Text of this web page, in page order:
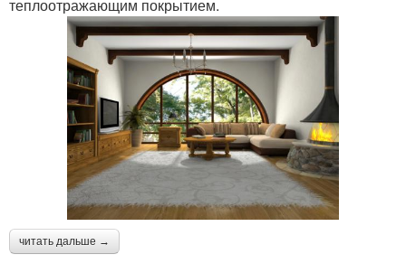
теплоотражающим покрытием.
читать дальше →